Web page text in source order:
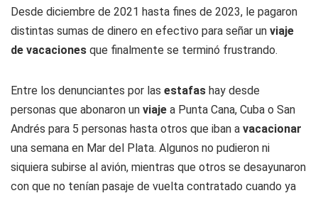
Desde diciembre de 2021 hasta fines de 2023, le pagaron
distintas sumas de dinero en efectivo para señar un viaje
de vacaciones que finalmente se terminó frustrando.
Entre los denunciantes por las estafas hay desde
personas que abonaron un viaje a Punta Cana, Cuba o San
Andrés para 5 personas hasta otros que iban a vacacionar
una semana en Mar del Plata. Algunos no pudieron ni
siquiera subirse al avión, mientras que otros se desayunaron
con que no tenían pasaje de vuelta contratado cuando ya